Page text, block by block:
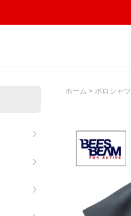
ホーム > ポロシャツ